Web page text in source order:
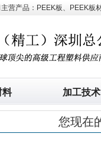
营产品：PEEK板、PEEK板
料 加工技术
您现在